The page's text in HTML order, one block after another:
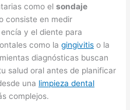
como elsondaje
consiste en medir
y el diente para
como lagingivitis o la
diagnósticas buscan
salud oral antes de planificar
una limpieza dental
complejos.